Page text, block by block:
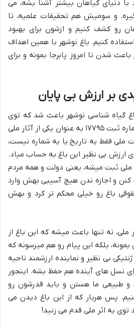
دنیای گیاهان بیشتر آشنا بشه، می
و سومیش هم تحقیقات علمیه، تا
رو کشف کنیم و ازشون برای بهبود
کنیم. باغ نوشهر با همین اهداف
شدن تا امروز پابرجا بمونه و برای
بر ارزش بی پایان
گیاه شناسی نوشهر باعث شد که توی
تاریخ ۱۴ اسفند ۱۳۸۵، با شماره ثبت ۱۷۷۹۵ به عنوان یکی از آثار ملی
ملی فقط یه تاریخ یا یه شماره نیست،
ارزش بی نظیر این باغ به حساب میاد.
ملی ثبت میشه، یعنی دولت و همه مردم
و اجازه ندن هیچ آسیبی بهش وارد
باغ رو خیلی محکم تر کرد و بهش
نه تنها باعث میشه که این باغ از
بلکه این پیام رو هم میرسونه که
بی نظیر و نماینده ارزشمند ناحیه
نسل های آینده هم حفظ بشه. اینجور
و طبیعی ما هستن و باید قدرشون رو
پس هربار که از این باغ دیدن می
توی یه اثر ملی قدم می زنید!